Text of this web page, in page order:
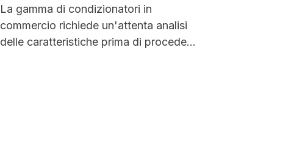
La gamma di condizionatori in
commercio richiede un'attenta analisi
delle caratteristiche prima di procedere